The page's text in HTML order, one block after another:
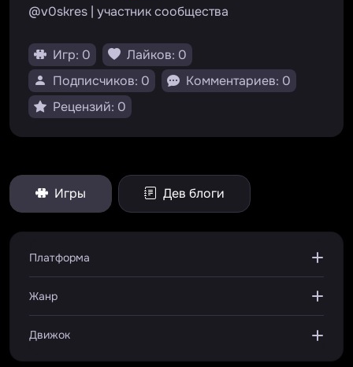
@v0skres | участник сообщества
Игр: 0
Лайков: 0
Подписчиков: 0
Комментариев: 0
Рецензий: 0
Игры Дев блоги
Платформа
Жанр
Движок